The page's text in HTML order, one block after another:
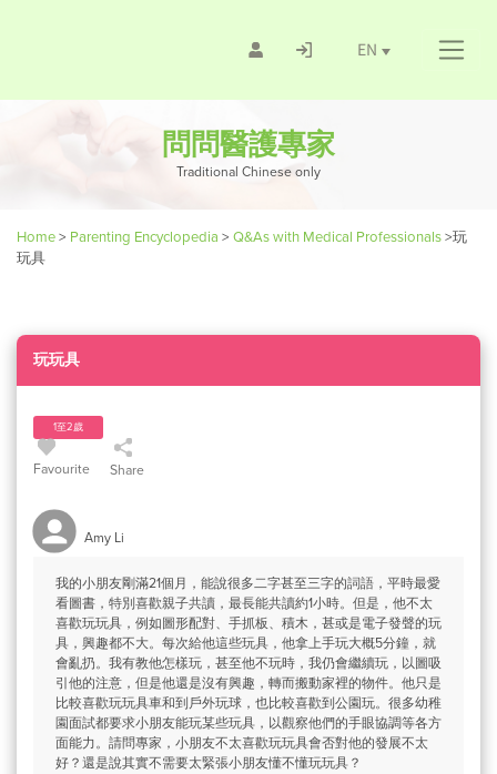
EN
問問醫護專家
Traditional Chinese only
Home> Parenting Encyclopedia > Q&As with Medical Professionals>玩
玩具
玩玩具
1至2歲
Favourite Share
Amy Li
我的小朋友剛滿21個月，能說很多二字甚至三字的詞語，平時最愛
看圖書，特別喜歡親子共讀，最長能共讀約1小時。但是，他不太
喜歡玩玩具，例如圖形配對、手抓板、積木，甚或是電子發聲的玩
具，興趣都不大。每次給他這些玩具，他拿上手玩大概5分鐘，就
會亂扔。我有教他怎樣玩，甚至他不玩時，我仍會繼續玩，以圖吸
引他的注意，但是他還是沒有興趣，轉而搬動家裡的物件。他只是
比較喜歡玩玩具車和到戶外玩球，也比較喜歡到公園玩。很多幼稚
園面試都要求小朋友能玩某些玩具，以觀察他們的手眼協調等各方
面能力。請問專家，小朋友不太喜歡玩玩具會否對他的發展不太
好？還是說其實不需要太緊張小朋友懂不懂玩玩具？